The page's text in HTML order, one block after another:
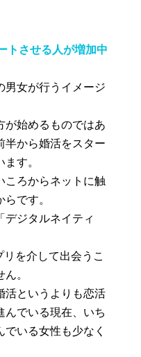
トさせる人が増加中
男女が行うイメージ
が始めるものではあ
半から婚活をスター
す。
ころからネットに触
です。
デジタルネイティ
を介して出会うこ
。
活というよりも恋活
んでいる現在、いち
いる女性も少なく